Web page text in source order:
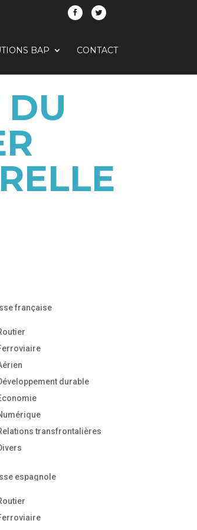
BAP CONTACT
française
durable
transfrontalières
espagnole